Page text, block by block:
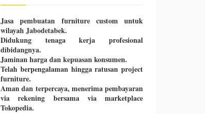
Jasa pembuatan furniture custom untuk
wilayah Jabodetabek.
Didukung tenaga kerja profesional
dibidangnya.
Jaminan harga dan kepuasan konsumen.
Telah berpengalaman hingga ratusan project
furniture.
Aman dan terpercaya, menerima pembayaran
via rekening bersama via marketplace
Tokopedia.